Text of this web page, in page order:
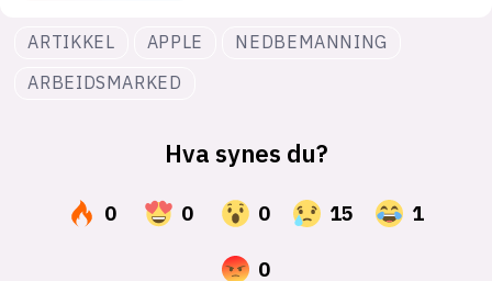
ARTIKKEL APPLE
NEDBEMANNING
ARBEIDSMARKED